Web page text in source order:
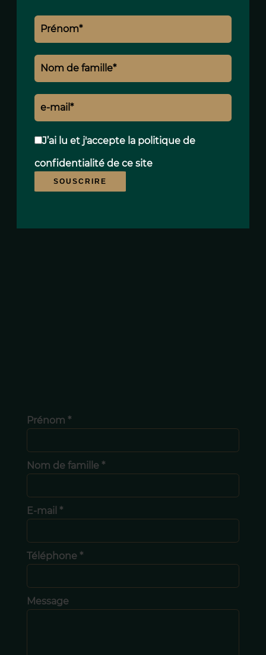
J’ai lu et j'accepte la politique de
confidentialitéde ce site
SOUSCRIRE
Les informations sur les risques auxquels
ce bien est exposé sont disponibles sur le
Prénom *
Nom de famille *
E-mail *
Téléphone *
Message